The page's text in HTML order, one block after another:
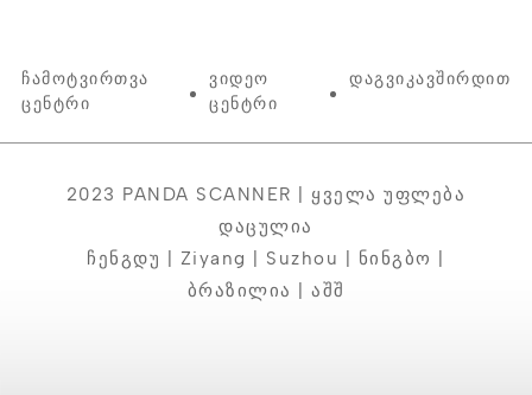
Ჩამოტვირთვა
Ცენტრი
Ვიდეო
Ცენტრი
Დაგვიკავშირდით
2023 PANDA SCANNER | Ყველა Უფლება
Დაცულია
Ჩენგდუ | Ziyang | Suzhou | Ნინგბო |
Ბრაზილია | Აშშ